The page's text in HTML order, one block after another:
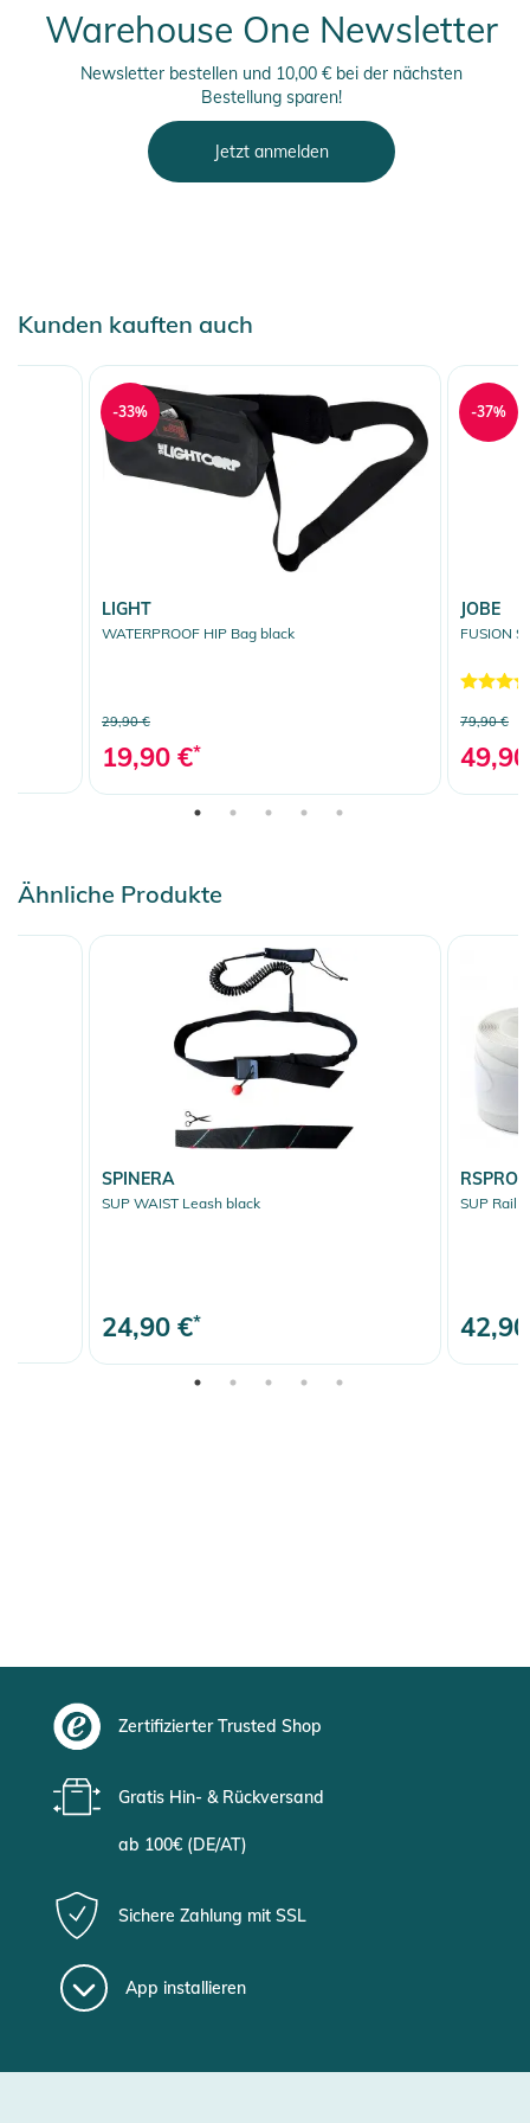
Warehouse One Newsletter
Newsletter bestellen und 10,00 € bei der nächsten
Bestellung sparen!
Jetzt anmelden
Kunden kauften auch
LIGHT
WATERPROOF HIP Bag black
29,90 €
19,90 €*
-33%
JOBE
FUSION
79,90 €
-37%
Ähnliche Produkte
SPINERA
SUP WAIST Leash black
24,90 €*
RSPRO
SUP Rail
Zertifizierter Trusted Shop
Gratis Hin- & Rückversand
ab 100€ (DE/AT)
Sichere Zahlung mit SSL
App installieren